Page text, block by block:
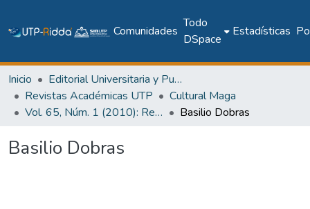
Comunidades
Todo
DSpace
Estadísticas
Inicio
Editorial Universitaria y Publicaciones Seriadas
Revistas Académicas UTP
Cultural Maga
Vol. 65, Núm. 1 (2010): Revista Maga
Basilio Dobras
Basilio Dobras